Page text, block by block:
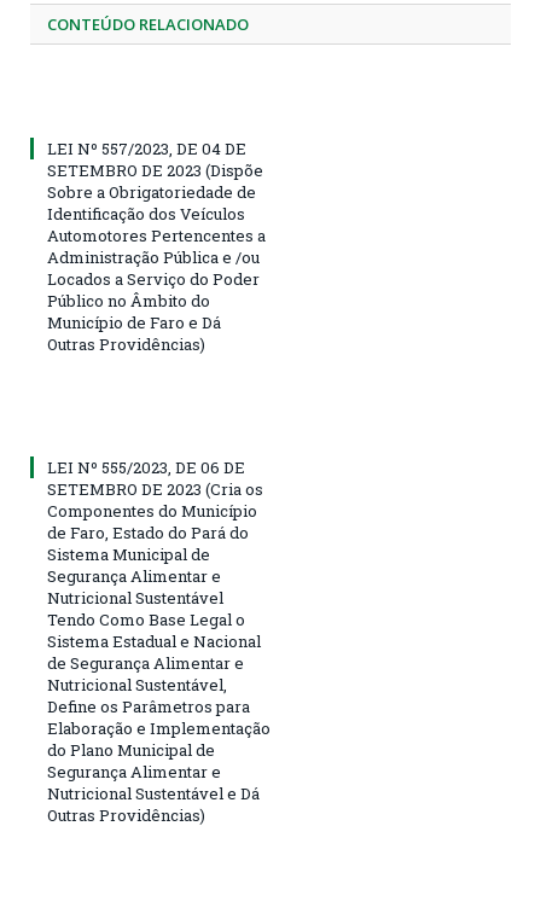
CONTEÚDO RELACIONADO
LEI Nº 557/2023, DE 04 DE
SETEMBRO DE 2023 (Dispõe
Sobre a Obrigatoriedade de
Identificação dos Veículos
Automotores Pertencentes a
Administração Pública e /ou
Locados a Serviço do Poder
Público no Âmbito do
Município de Faro e Dá
Outras Providências)
LEI Nº 555/2023, DE 06 DE
SETEMBRO DE 2023 (Cria os
Componentes do Município
de Faro, Estado do Pará do
Sistema Municipal de
Segurança Alimentar e
Nutricional Sustentável
Tendo Como Base Legal o
Sistema Estadual e Nacional
de Segurança Alimentar e
Nutricional Sustentável,
Define os Parâmetros para
Elaboração e Implementação
do Plano Municipal de
Segurança Alimentar e
Nutricional Sustentável e Dá
Outras Providências)